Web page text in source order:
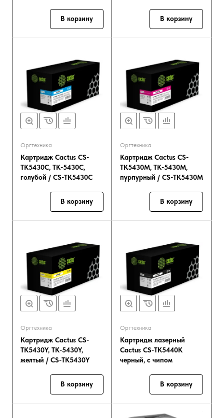
В корзину В корзину
Оргтехника
Картридж Cactus CS-
TK5430C, TK-5430C,
голубой / CS-TK5430C
В корзину
Оргтехника
Картридж Cactus CS-
TK5430M, TK-5430M,
пурпурный / CS-TK5430M
В корзину
Оргтехника
Картридж Cactus CS-
TK5430Y, TK-5430Y,
желтый / CS-TK5430Y
В корзину
Оргтехника
Картридж лазерный
Cactus CS-TK5440K
черный, с чипом
В корзину